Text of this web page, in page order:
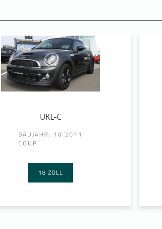
UKL-C
BAUJAHR: 10.2011
COUP
18 ZOLL